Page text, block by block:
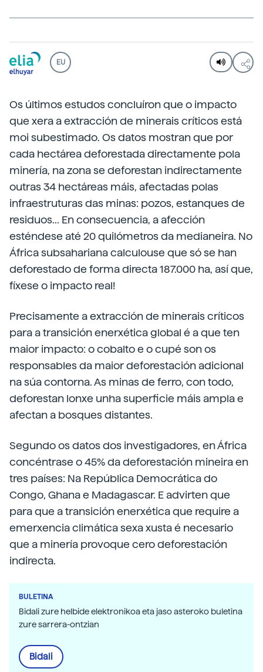
EU
Os últimos estudos concluíron que o impacto
que xera a extracción de minerais críticos está
moi subestimado. Os datos mostran que por
cada hectárea deforestada directamente pola
minería, na zona se deforestan indirectamente
outras 34 hectáreas máis, afectadas polas
infraestruturas das minas: pozos, estanques de
residuos... En consecuencia, a afección
esténdese até 20 quilómetros da medianeira. No
África subsahariana calculouse que só se han
deforestado de forma directa 187.000 ha, así que,
fíxese o impacto real!
Precisamente a extracción de minerais críticos
para a transición enerxética global é a que ten
maior impacto: o cobalto e o cupé son os
responsables da maior deforestación adicional
na súa contorna. As minas de ferro, con todo,
deforestan lonxe unha superficie máis ampla e
afectan a bosques distantes.
Segundo os datos dos investigadores, en África
concéntrase o 45% da deforestación mineira en
tres países: Na República Democrática do
Congo, Ghana e Madagascar. E advirten que
para que a transición enerxética que require a
emerxencia climática sexa xusta é necesario
que a minería provoque cero deforestación
indirecta.
BULETINA
Bidali zure helbide elektronikoa eta jaso asteroko buletina
zure sarrera-ontzian
Bidali